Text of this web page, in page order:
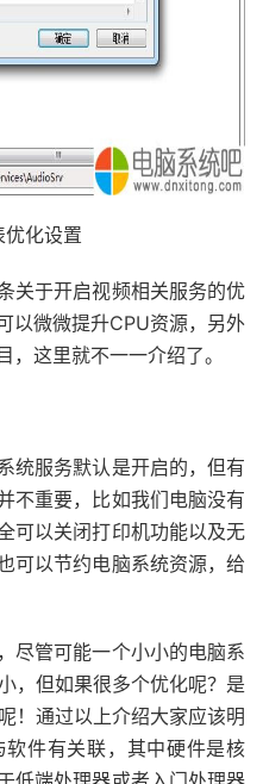
化设置
于开启视频相关服务的优
以微微提升CPU资源，另外
这里就不一一介绍了。
统服务默认是开启的，但有
不重要，比如我们电脑没有
可以关闭打印机功能以及无
可以节约电脑系统资源，给
尽管可能一个小小的电脑系
，但如果很多个优化呢？是
！通过以上介绍大家应该明
件有关联，其中硬件是核